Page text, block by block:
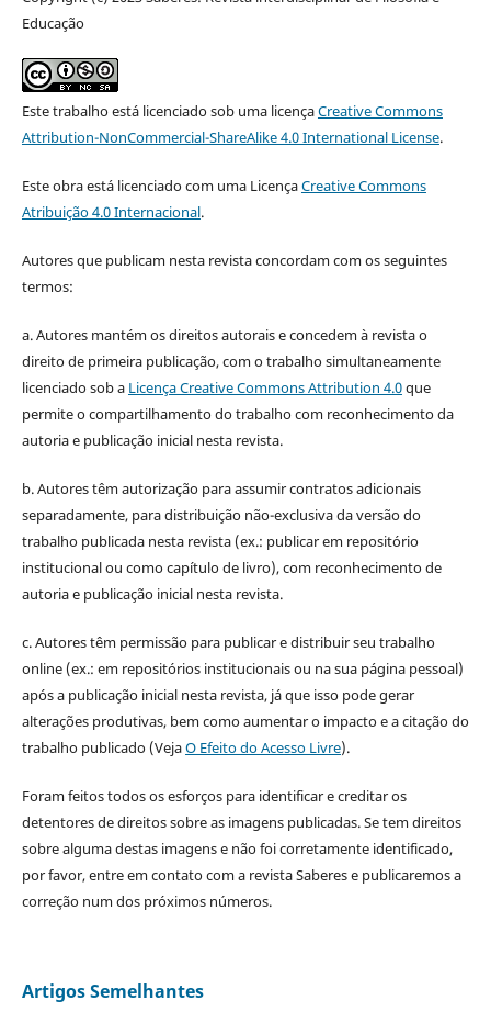
Educação
Este trabalho está licenciado sob uma licençaCreative Commons
Attribution-NonCommercial-ShareAlike 4.0 International License.
Este obra está licenciado com uma LicençaCreative Commons
Atribuição 4.0 Internacional.
Autores que publicam nesta revista concordam com os seguintes
termos:
a. Autores mantém os direitos autorais e concedem à revista o
direito de primeira publicação, com o trabalho simultaneamente
licenciado sob a Licença Creative Commons Attribution 4.0que
permite o compartilhamento do trabalho com reconhecimento da
autoria e publicação inicial nesta revista.
b. Autores têm autorização para assumir contratos adicionais
separadamente, para distribuição não-exclusiva da versão do
trabalho publicada nesta revista (ex.: publicar em repositório
institucional ou como capítulo de livro), com reconhecimento de
autoria e publicação inicial nesta revista.
c. Autores têm permissão para publicar e distribuir seu trabalho
online (ex.: em repositórios institucionais ou na sua página pessoal)
após a publicação inicial nesta revista, já que isso pode gerar
alterações produtivas, bem como aumentar o impacto e a citação do
trabalho publicado (VejaO Efeito do Acesso Livre).
Foram feitos todos os esforços para identificar e creditar os
detentores de direitos sobre as imagens publicadas. Se tem direitos
sobre alguma destas imagens e não foi corretamente identificado,
por favor, entre em contato com a revista Saberes e publicaremos a
correção num dos próximos números.
Artigos Semelhantes